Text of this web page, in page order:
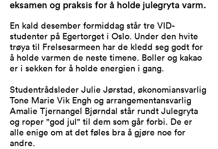
eksamen og praksis for å holde julegryta varm.
En kald desember formiddag står tre VID-
studenter på Egertorget i Oslo. Under den hvite
trøya til Frelsesarmeen har de kledd seg godt for
å holde varmen de neste timene. Boller og kakao
er i sekken for å holde energien i gang.
Studentrådsleder Julie Jørstad, økonomiansvarlig
Tone Marie Vik Engh og arrangementansvarlig
Amalie Tjernangel Bjørndal står rundt Julegryta
og roper "god jul" til dem som går forbi. De er
alle enige om at det føles bra å gjøre noe for
andre.